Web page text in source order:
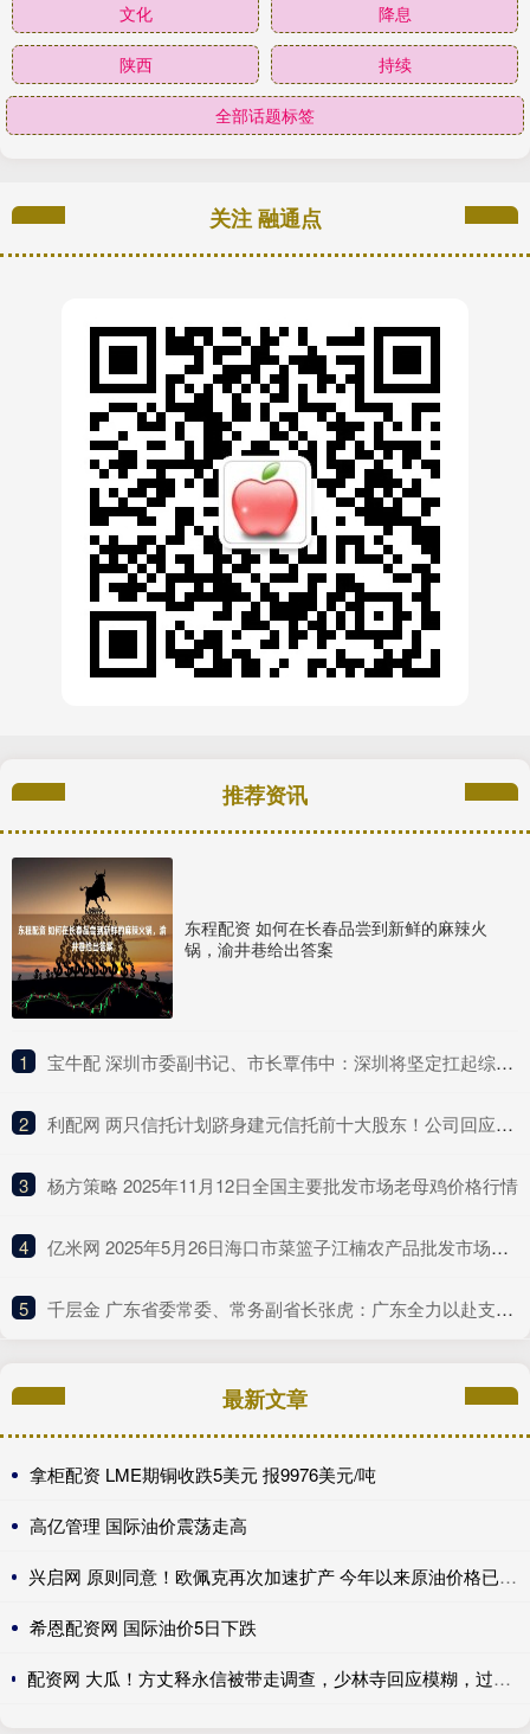
文化 降息
陕西 持续
全部话题标签
关注 融通点
推荐资讯
东程配资 如何在长春品尝到新鲜的麻辣火
锅，渝井巷给出答案
1 ​宝牛配 深圳市委副书记、市长覃伟中：深圳将坚定扛起综合改革试点主体责任
2 ​利配网 两只信托计划跻身建元信托前十大股东！公司回应不分红与未来盈利点
3 ​杨方策略 2025年11月12日全国主要批发市场老母鸡价格行情
4 ​亿米网 2025年5月26日海口市菜篮子江楠农产品批发市场有限公司价格行情
5 ​千层金 广东省委常委、常务副省长张虎：广东全力以赴支持深圳的改革探索
最新文章
拿柜配资 LME期铜收跌5美元 报9976美元/吨
高亿管理 国际油价震荡走高
兴启网 原则同意！欧佩克再次加速扩产 今年以来原油价格已回落13.77%
希恩配资网 国际油价5日下跌
配资网 大瓜！方丈释永信被带走调查，少林寺回应模糊，过往争议再被扒_问题_消息_商业化